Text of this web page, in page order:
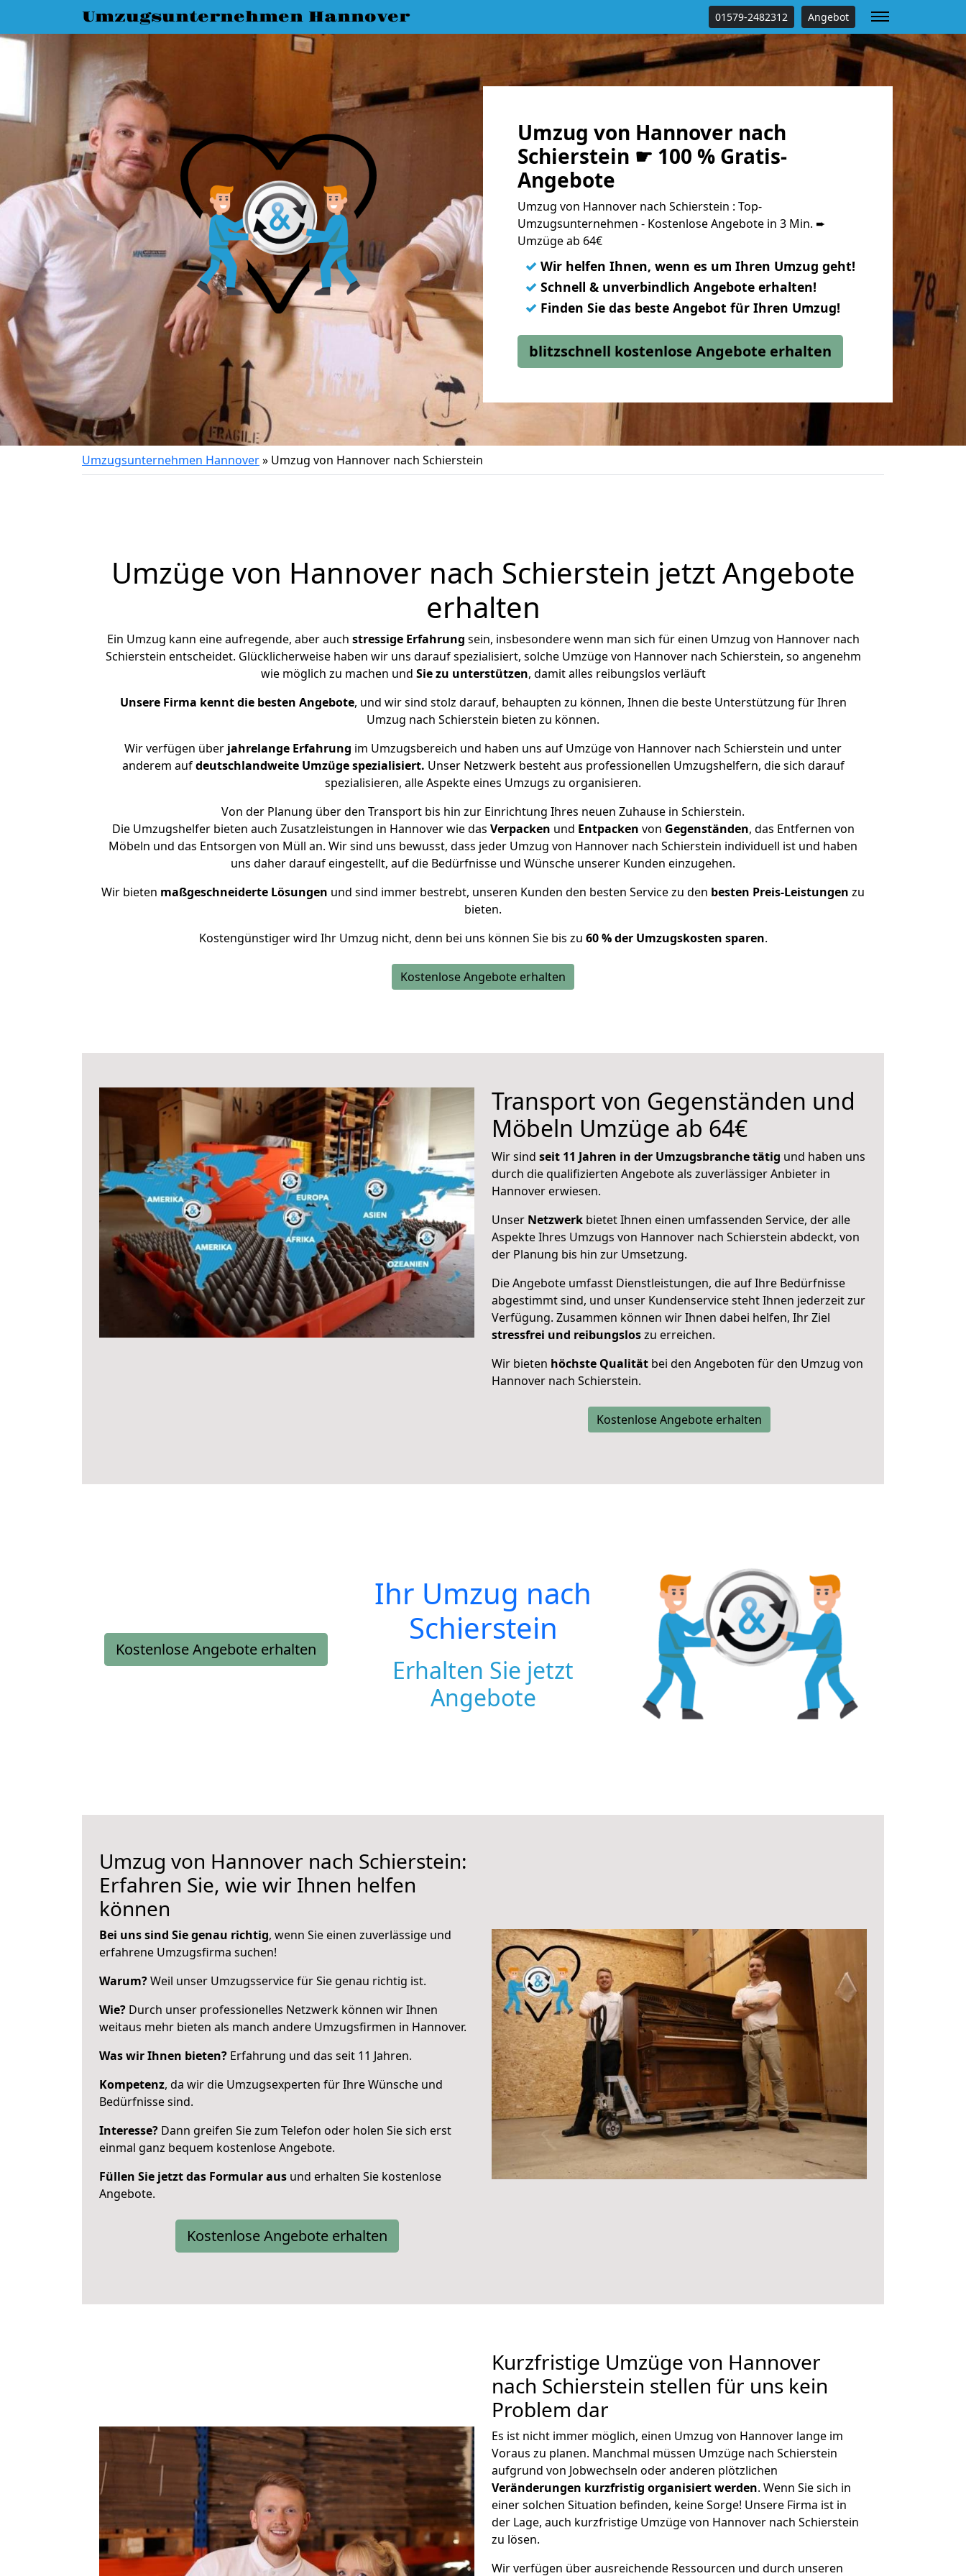
Umzugsunternehmen Hannover 01579-2482312 Angebot
Umzug von Hannover nach
Schierstein ☛ 100 % Gratis-
Angebote
Umzug von Hannover nach Schierstein : Top-
Umzugsunternehmen - Kostenlose Angebote in 3 Min. ➨
Umzüge ab 64€
✓ Wir helfen Ihnen, wenn es um Ihren Umzug geht!
✓ Schnell & unverbindlich Angebote erhalten!
✓ Finden Sie das beste Angebot für Ihren Umzug!
blitzschnell kostenlose Angebote erhalten
Umzugsunternehmen Hannover» Umzug von Hannover nach Schierstein
Umzüge von Hannover nach Schierstein jetzt Angebote
erhalten
Ein Umzug kann eine aufregende, aber auch stressige Erfahrung sein, insbesondere wenn man sich für einen Umzug von Hannover nach
Schierstein entscheidet. Glücklicherweise haben wir uns darauf spezialisiert, solche Umzüge von Hannover nach Schierstein, so angenehm
wie möglich zu machen und Sie zu unterstützen, damit alles reibungslos verläuft
Unsere Firma kennt die besten Angebote, und wir sind stolz darauf, behaupten zu können, Ihnen die beste Unterstützung für Ihren
Umzug nach Schierstein bieten zu können.
Wir verfügen über jahrelange Erfahrung im Umzugsbereich und haben uns auf Umzüge von Hannover nach Schierstein und unter
anderem aufdeutschlandweite Umzüge spezialisiert. Unser Netzwerk besteht aus professionellen Umzugshelfern, die sich darauf
spezialisieren, alle Aspekte eines Umzugs zu organisieren.
Von der Planung über den Transport bis hin zur Einrichtung Ihres neuen Zuhause in Schierstein.
Die Umzugshelfer bieten auch Zusatzleistungen in Hannover wie das Verpacken und Entpacken von Gegenständen, das Entfernen von
Möbeln und das Entsorgen von Müll an. Wir sind uns bewusst, dass jeder Umzug von Hannover nach Schierstein individuell ist und haben
uns daher darauf eingestellt, auf die Bedürfnisse und Wünsche unserer Kunden einzugehen.
Wir bieten maßgeschneiderte Lösungen und sind immer bestrebt, unseren Kunden den besten Service zu den besten Preis-Leistungen zu
bieten.
Kostengünstiger wird Ihr Umzug nicht, denn bei uns können Sie bis zu 60 % der Umzugskosten sparen.
Kostenlose Angebote erhalten
Transport von Gegenständen und
Möbeln Umzüge ab 64€
Wir sind seit 11 Jahren in der Umzugsbranche tätig und haben uns
durch die qualifizierten Angebote als zuverlässiger Anbieter in
Hannover erwiesen.
Unser Netzwerk bietet Ihnen einen umfassenden Service, der alle
Aspekte Ihres Umzugs von Hannover nach Schierstein abdeckt, von
der Planung bis hin zur Umsetzung.
Die Angebote umfasst Dienstleistungen, die auf Ihre Bedürfnisse
abgestimmt sind, und unser Kundenservice steht Ihnen jederzeit zur
Verfügung. Zusammen können wir Ihnen dabei helfen, Ihr Ziel
stressfrei und reibungsloszu erreichen.
Wir bieten höchste Qualität bei den Angeboten für den Umzug von
Hannover nach Schierstein.
Kostenlose Angebote erhalten
Kostenlose Angebote erhalten
Ihr Umzug nach
Schierstein
Erhalten Sie jetzt
Angebote
Umzug von Hannover nach Schierstein:
Erfahren Sie, wie wir Ihnen helfen
können
Bei uns sind Sie genau richtig, wenn Sie einen zuverlässige und
erfahrene Umzugsfirma suchen!
Warum?Weil unser Umzugsservice für Sie genau richtig ist.
Wie? Durch unser professionelles Netzwerk können wir Ihnen
weitaus mehr bieten als manch andere Umzugsfirmen in Hannover.
Was wir Ihnen bieten? Erfahrung und das seit 11 Jahren.
Kompetenz, da wir die Umzugsexperten für Ihre Wünsche und
Bedürfnisse sind.
Interesse? Dann greifen Sie zum Telefon oder holen Sie sich erst
einmal ganz bequem kostenlose Angebote.
Füllen Sie jetzt das Formular aus und erhalten Sie kostenlose
Angebote.
Kostenlose Angebote erhalten
Kurzfristige Umzüge von Hannover
nach Schierstein stellen für uns kein
Problem dar
Es ist nicht immer möglich, einen Umzug von Hannover lange im
Voraus zu planen. Manchmal müssen Umzüge nach Schierstein
aufgrund von Jobwechseln oder anderen plötzlichen
Veränderungen kurzfristig organisiert werden. Wenn Sie sich in
einer solchen Situation befinden, keine Sorge! Unsere Firma ist in
der Lage, auch kurzfristige Umzüge von Hannover nach Schierstein
zu lösen.
Wir verfügen über ausreichende Ressourcen und durch unseren